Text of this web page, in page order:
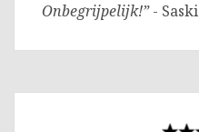
Onbegrijpelijk!”-